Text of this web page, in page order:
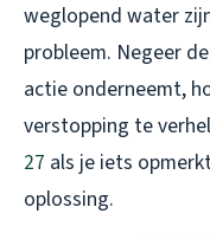
weglopend water
probleem. Negeer
actie onderneemt,
verstopping te
27 als je iets
oplossing.